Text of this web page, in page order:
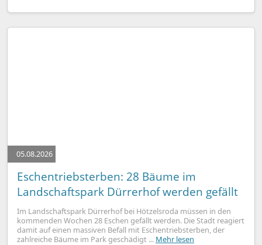
05.08.2026
Eschentriebsterben: 28 Bäume im
Landschaftspark Dürrerhof werden gefällt
Im Landschaftspark Dürrerhof bei Hötzelsroda müssen in den
kommenden Wochen 28 Eschen gefällt werden. Die Stadt reagiert
damit auf einen massiven Befall mit Eschentriebsterben, der
zahlreiche Bäume im Park geschädigt ... Mehr lesen